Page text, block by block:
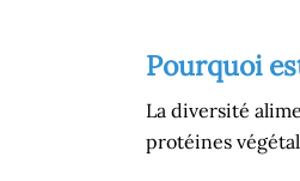
Pourquoi
La diversité
protéines